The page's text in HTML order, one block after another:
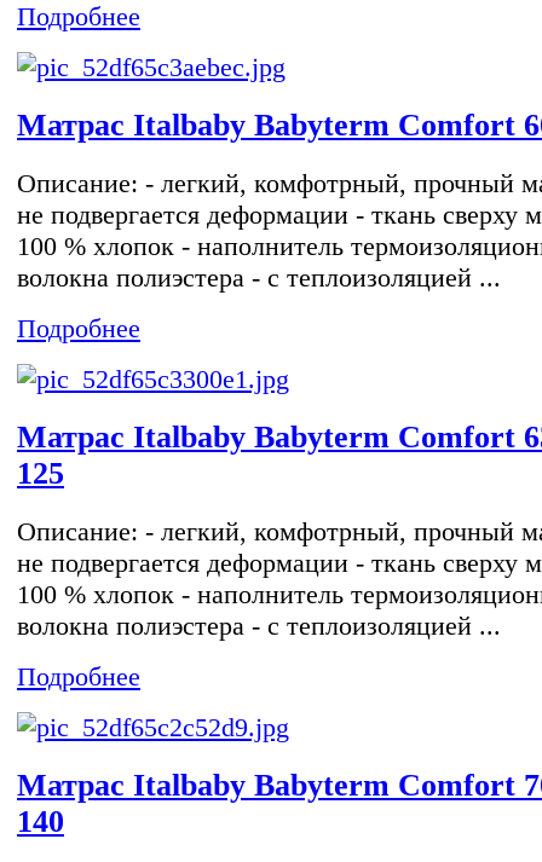
Подробнее
Матрас Italbaby Babyterm Comfort
Описание: - легкий, комфотрный, прочный
не подвергается деформации - ткань сверху
100 % хлопок - наполнитель
волокна полиэстера - с теплоизоляцией ...
Подробнее
Матрас Italbaby Babyterm Comfort
125
Описание: - легкий, комфотрный, прочный
не подвергается деформации - ткань сверху
100 % хлопок - наполнитель
волокна полиэстера - с теплоизоляцией ...
Подробнее
Матрас Italbaby Babyterm Comfort
140